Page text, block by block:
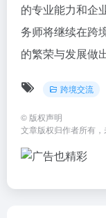
的专业能力和企
务师将继续在跨
的繁荣与发展做
跨境交流
© 版权声明
文章版权归作者所有，